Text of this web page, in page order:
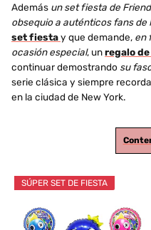
Además un set fiesta de
obsequio a auténticos fans de
set fiestay que demande, en
ocasión especial, unregalo
continuar demostrando su
serie clásica y siempre
en la ciudad de New York.
SÚPER SET DE FIESTA